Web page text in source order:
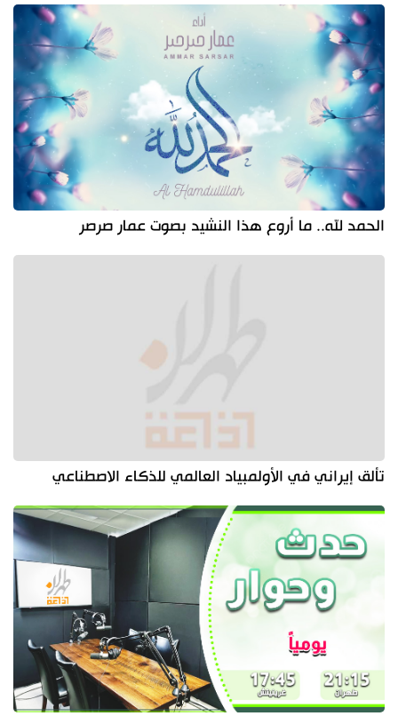
الحمد لله.. ما أروع هذا النشيد بصوت عمار صرصر
تألق إيراني في الأولمبياد العالمي للذكاء الاصطناعي